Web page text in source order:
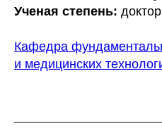
Ученая степень:
Кафедра
и медицинских